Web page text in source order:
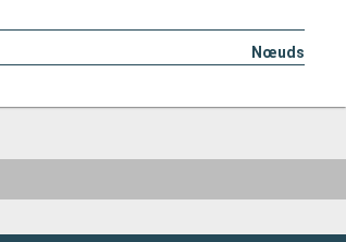
Nœuds